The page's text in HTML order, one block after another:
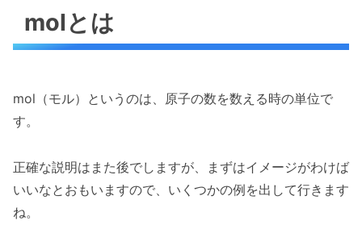
molとは
mol（モル）というのは、原子の数を数える時の単位で
す。
正確な説明はまた後でしますが、まずはイメージがわけば
いいなとおもいますので、いくつかの例を出して行きます
ね。